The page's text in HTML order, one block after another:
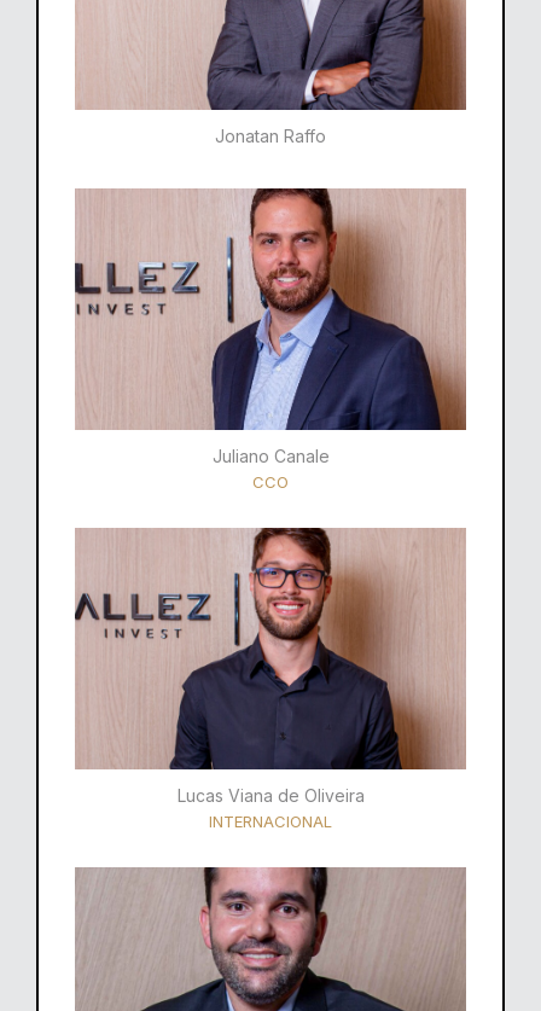
Jonatan Raffo
Juliano Canale
CCO
Lucas Viana de Oliveira
INTERNACIONAL